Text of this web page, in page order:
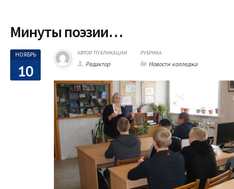
Минуты поэзии…
НОЯБРЬ
10
АВТОР ПУБЛИКАЦИИ
Редактор
РУБРИКА
Новости колледжа